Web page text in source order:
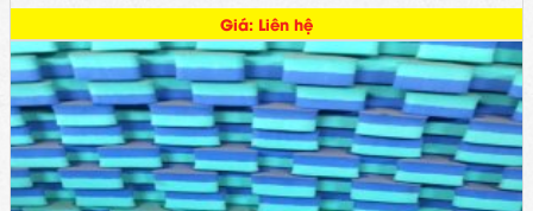
Giá: Liên hệ